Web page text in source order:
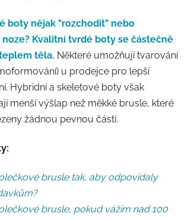
boty nějak "rozchodit" nebo
Kvalitní tvrdé boty se částečně
těla. Některé umožňují tvarování
u prodejce pro lepší
Hybridní a skeletové boty však
menší výšlap než měkké brusle, které
žádnou pevnou částí.
brusle tak, aby odpovídaly
brusle, pokud vážím nad 100